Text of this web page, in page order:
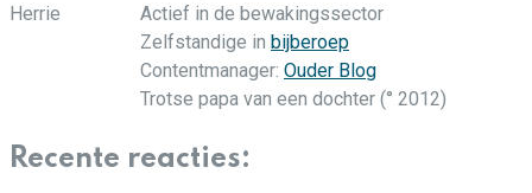
Actief in de bewakingssector
Zelfstandige in bijberoep
Contentmanager: Ouder Blog
Trotse papa van een dochter (° 2012)
Recente reacties: